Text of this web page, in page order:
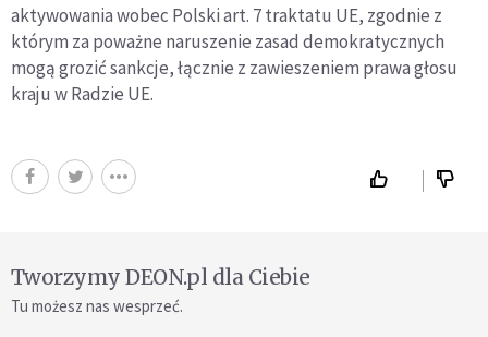
aktywowania wobec Polski art. 7 traktatu UE, zgodnie z
którym za poważne naruszenie zasad demokratycznych
mogą grozić sankcje, łącznie z zawieszeniem prawa głosu
kraju w Radzie UE.
Tworzymy DEON.pl dla Ciebie
Tu możesz nas wesprzeć.